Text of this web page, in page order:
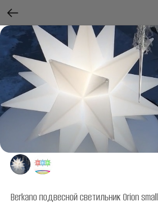
Berkano подвесной светильник Orion small